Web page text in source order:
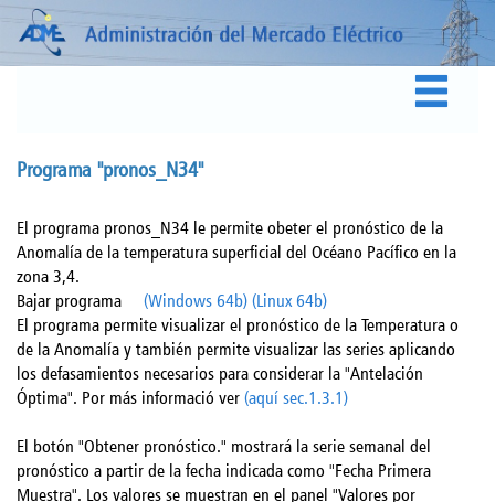
Programa "pronos_N34"
El programa pronos_N34 le permite obeter el pronóstico de la
Anomalía de la temperatura superficial del Océano Pacífico en la
zona 3,4.
Bajar programa (Windows 64b) (Linux 64b)
El programa permite visualizar el pronóstico de la Temperatura o
de la Anomalía y también permite visualizar las series aplicando
los defasamientos necesarios para considerar la "Antelación
Óptima". Por más informació ver (aquí sec.1.3.1)
El botón "Obtener pronóstico." mostrará la serie semanal del
pronóstico a partir de la fecha indicada como "Fecha Primera
Muestra". Los valores se muestran en el panel "Valores por